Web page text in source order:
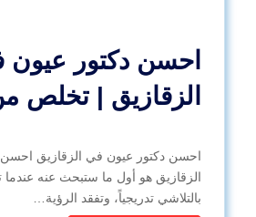
احسن دكتور عيون
الزقازيق | تخلص
احسن دكتور عيون في الزقازيق
الزقازيق هو أول ما ستبحث عنه عندما
بالتلاشي تدريجياً، وتفقد الرؤية…